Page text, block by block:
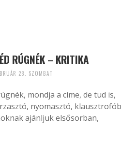
RÚGNÉK – KRITIKA
28. SZOMBAT
mondja a címe, de tud is,
nyomasztó, klausztrofób
ajánljuk elsősorban,